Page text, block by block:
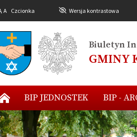
A Czcionka Wersja kontrastowa
Biuletyn
GMINY
BIP JEDNOSTEK BIP -